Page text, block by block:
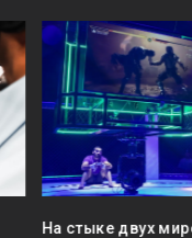
На стыке двух